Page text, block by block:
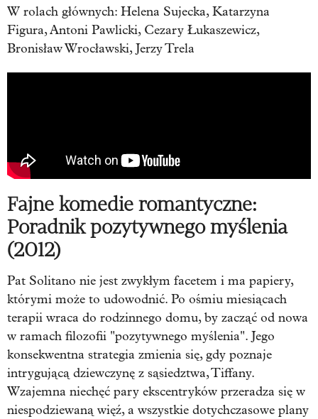
W rolach głównych: Helena Sujecka, Katarzyna
Figura, Antoni Pawlicki, Cezary Łukaszewicz,
Bronisław Wrocławski, Jerzy Trela
Fajne komedie romantyczne:
Poradnik pozytywnego myślenia
(2012)
Pat Solitano nie jest zwykłym facetem i ma papiery,
którymi może to udowodnić. Po ośmiu miesiącach
terapii wraca do rodzinnego domu, by zacząć od nowa
w ramach filozofii "pozytywnego myślenia". Jego
konsekwentna strategia zmienia się, gdy poznaje
intrygującą dziewczynę z sąsiedztwa, Tiffany.
Wzajemna niechęć pary ekscentryków przeradza się w
niespodziewaną więź, a wszystkie dotychczasowe plany